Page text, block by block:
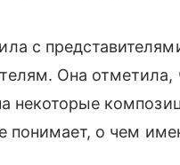
с
Она отметила,
некоторые
понимает, о чем